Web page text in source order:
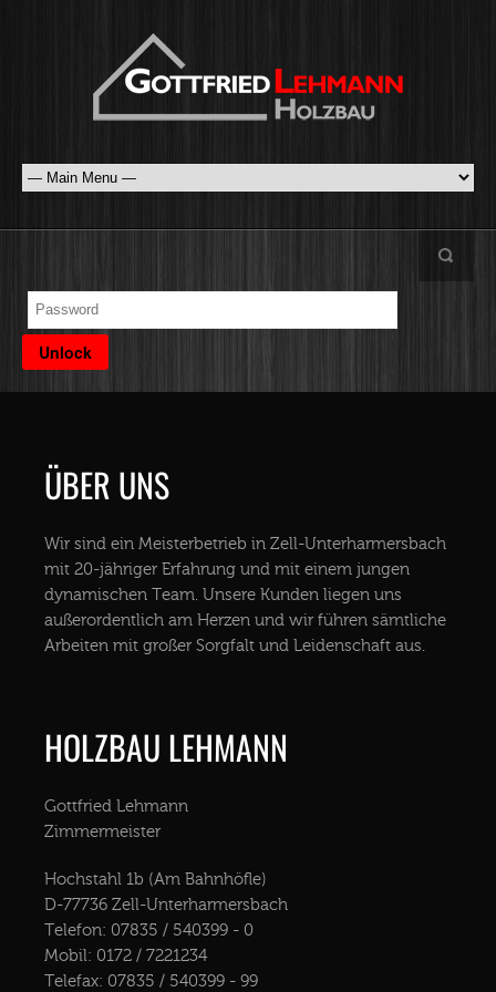
ÜBER UNS
Wir sind ein Meisterbetrieb in Zell-Unterharmersbach
mit 20-jähriger Erfahrung und mit einem jungen
dynamischen Team. Unsere Kunden liegen uns
außerordentlich am Herzen und wir führen sämtliche
Arbeiten mit großer Sorgfalt und Leidenschaft aus.
HOLZBAU LEHMANN
Gottfried Lehmann
Zimmermeister
Hochstahl 1b (Am Bahnhöfle)
D-77736 Zell-Unterharmersbach
Telefon: 07835 / 540399 - 0
Mobil: 0172 / 7221234
Telefax: 07835 / 540399 - 99